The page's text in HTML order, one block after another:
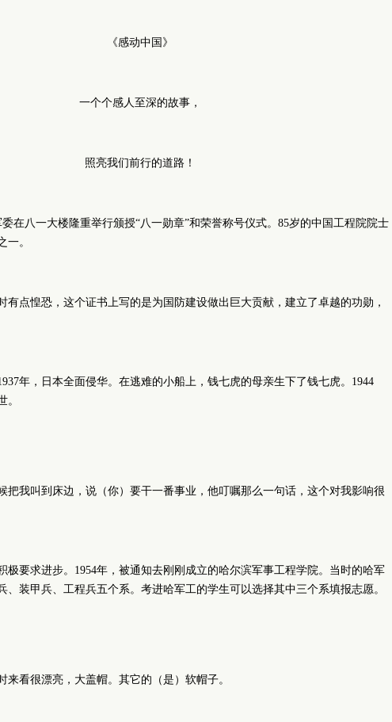
《感动中国》
一个个感人至深的故事，
照亮我们前行的道路！
委在八一大楼隆重举行颁授“八一勋章”和荣誉称号仪式。85岁的中国工程院院士
一。
有点惶恐，这个证书上写的是为国防建设做出巨大贡献，建立了卓越的功勋，
年，日本全面侵华。在逃难的小船上，钱七虎的母亲生下了钱七虎。1944
。
把我叫到床边，说（你）要干一番事业，他叮嘱那么一句话，这个对我影响很
极要求进步。1954年，被通知去刚刚成立的哈尔滨军事工程学院。当时的哈军
、装甲兵、工程兵五个系。考进哈军工的学生可以选择其中三个系填报志愿。
来看很漂亮，大盖帽。其它的（是）软帽子。